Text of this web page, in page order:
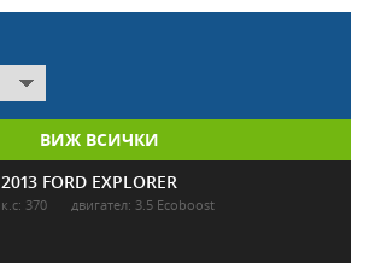
ВИЖ ВСИЧКИ
2013 FORD EXPLORER
к.с: 370 двигател: 3.5 Ecoboost